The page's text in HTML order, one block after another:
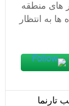
های منطقه
ها به انتظار
تارنما